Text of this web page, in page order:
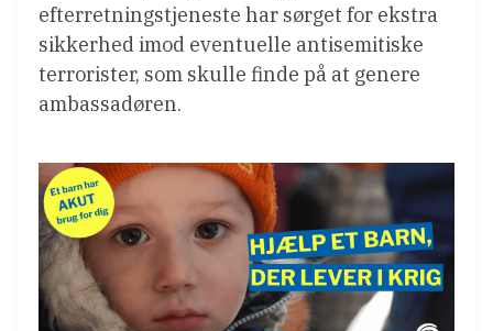
efterretningstjeneste har sørget for ekstra
sikkerhed imod eventuelle antisemitiske
terrorister, som skulle finde på at genere
ambassadøren.